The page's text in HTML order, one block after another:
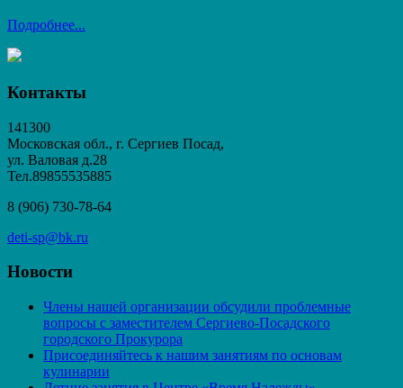
Подробнее...
Контакты
141300
Московская обл., г. Сергиев Посад,
ул. Валовая д.28
Тел.89855535885
8 (906) 730-78-64
deti-sp@bk.ru
Новости
Члены нашей организации обсудили проблемные
вопросы с заместителем Сергиево-Посадского
городского Прокурора
Присоединяйтесь к нашим занятиям по основам
кулинарии